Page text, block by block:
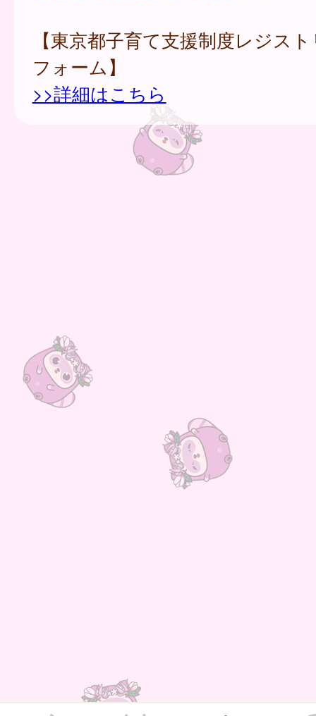
【東京都子育て支援制度レジス
フォーム】
>>詳細はこちら